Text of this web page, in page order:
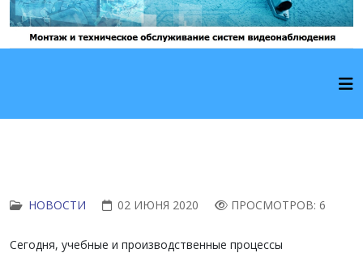
НОВОСТИ 02 ИЮНЯ 2020 ПРОСМОТРОВ: 6
Сегодня, учебные и производственные процессы